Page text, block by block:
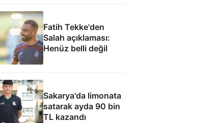
Fatih Tekke'den
Salah açıklaması:
Henüz belli değil
Sakarya'da limonata
satarak ayda 90 bin
TL kazandı